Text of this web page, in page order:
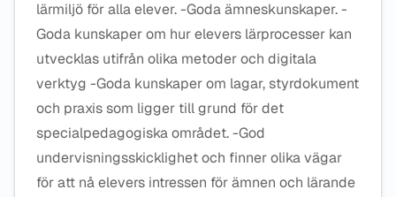
lärmiljö för alla elever. -Goda ämneskunskaper. -
Goda kunskaper om hur elevers lärprocesser kan
utvecklas utifrån olika metoder och digitala
verktyg -Goda kunskaper om lagar, styrdokument
och praxis som ligger till grund för det
specialpedagogiska området. -God
undervisningsskicklighet och finner olika vägar
för att nå elevers intressen för ämnen och lärande